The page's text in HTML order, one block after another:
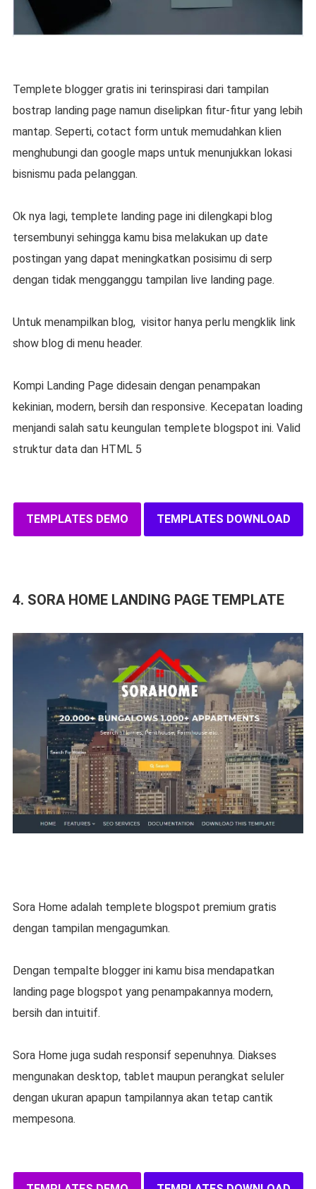
Templete blogger gratis ini terinspirasi dari tampilan
bostrap landing page namun diselipkan fitur-fitur yang lebih
mantap. Seperti, cotact form untuk memudahkan klien
menghubungi dan google maps untuk menunjukkan lokasi
bisnismu pada pelanggan.
Ok nya lagi, templete landing page ini dilengkapi blog
tersembunyi sehingga kamu bisa melakukan up date
postingan yang dapat meningkatkan posisimu di serp
dengan tidak mengganggu tampilan live landing page.
Untuk menampilkan blog, visitor hanya perlu mengklik link
show blog di menu header.
Kompi Landing Page didesain dengan penampakan
kekinian, modern, bersih dan responsive. Kecepatan loading
menjandi salah satu keungulan templete blogspot ini. Valid
struktur data dan HTML 5
TEMPLATES DEMO TEMPLATES DOWNLOAD
4. SORA HOME LANDING PAGE TEMPLATE
Sora Home adalah templete blogspot premium gratis
dengan tampilan mengagumkan.
Dengan tempalte blogger ini kamu bisa mendapatkan
landing page blogspot yang penampakannya modern,
bersih dan intuitif.
Sora Home juga sudah responsif sepenuhnya. Diakses
mengunakan desktop, tablet maupun perangkat seluler
dengan ukuran apapun tampilannya akan tetap cantik
mempesona.